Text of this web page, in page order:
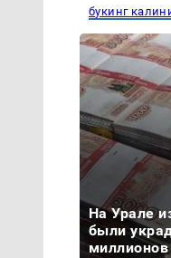
букинг
На Урале
были